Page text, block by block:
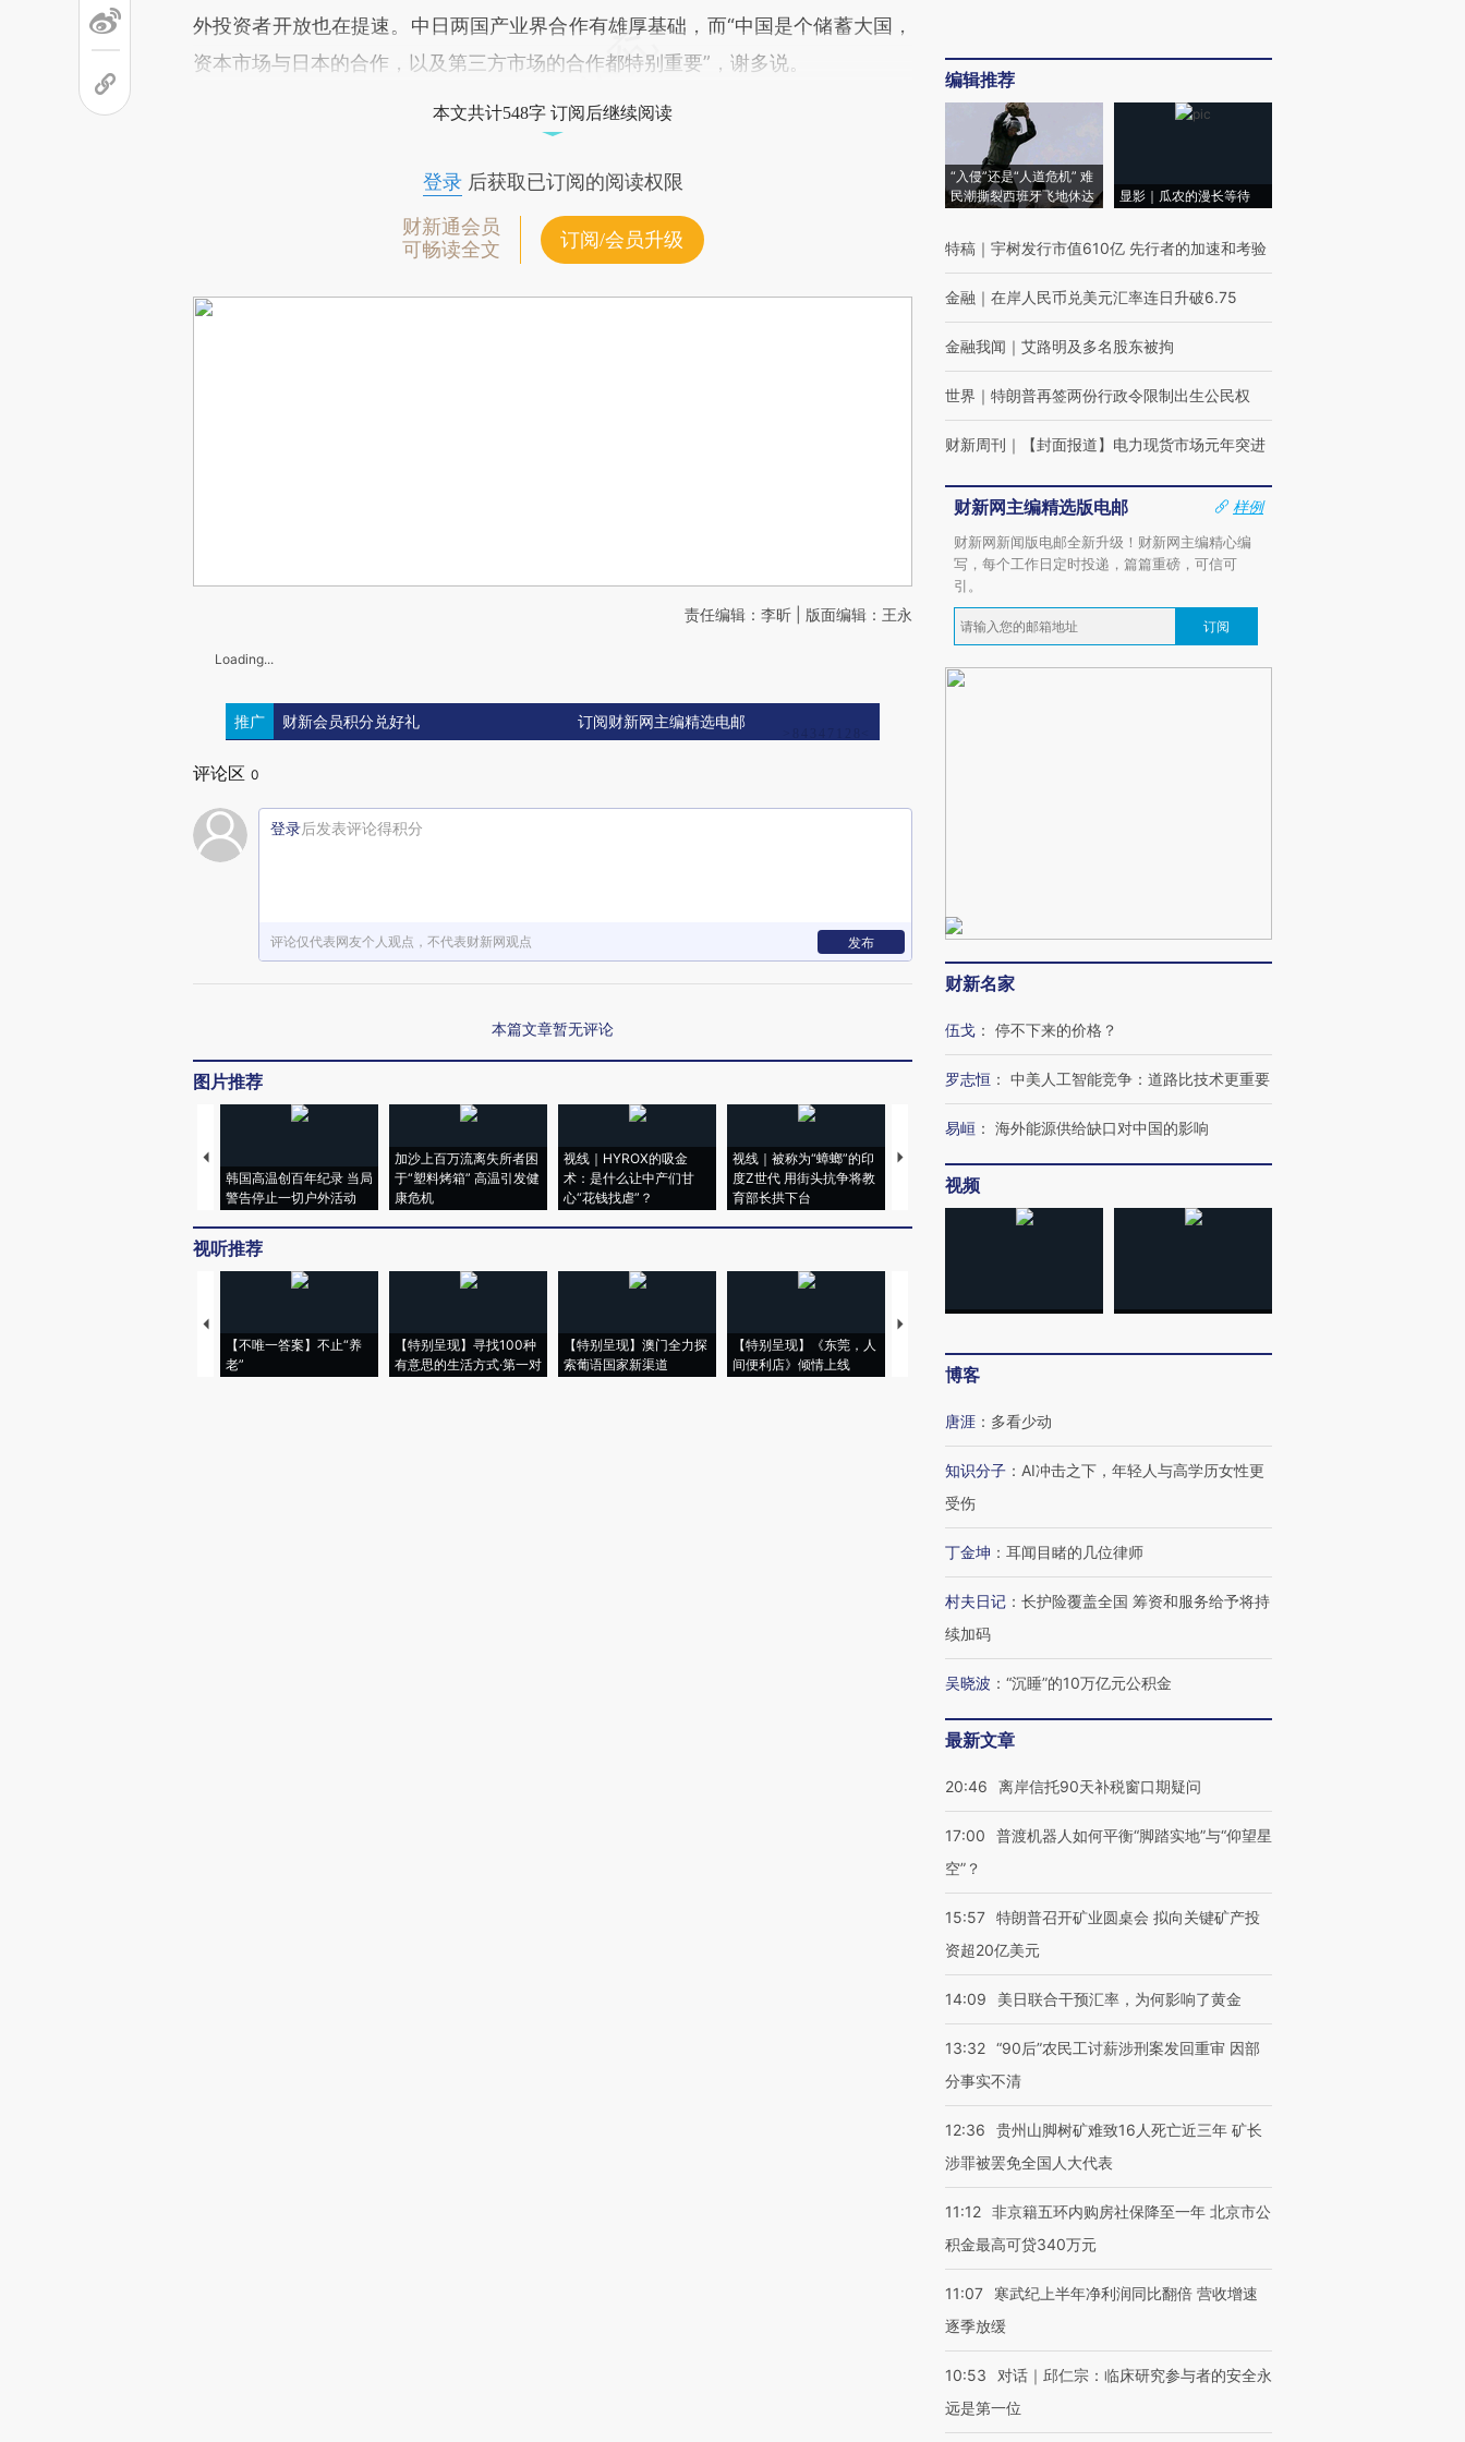
外投资者开放也在提速。中日两国产业界合作有雄厚基础，而“中国是个储蓄大国，
资本市场与日本的合作，以及第三方市场的合作都特别重要”，谢多说。
本文共计548字 订阅后继续阅读
登录后获取已订阅的阅读权限
财新通会员
可畅读全文
订阅/会员升级
责任编辑：李昕 | 版面编辑：王永
Loading...
推广 财新会员积分兑好礼 订阅财新网主编精选电邮
评论区 0
登录后发表评论得积分
评论仅代表网友个人观点，不代表财新网观点 发布
本篇文章暂无评论
图片推荐
韩国高温创百年纪录 当局
警告停止一切户外活动
加沙上百万流离失所者困
于“塑料烤箱” 高温引发健
康危机
视线｜HYROX的吸金
术：是什么让中产们甘
心“花钱找虐”？
视线｜被称为“蟑螂”的印
度Z世代 用街头抗争将教
育部长拱下台
视线｜“入侵”还是“人道危
机”？难民潮撕裂西班牙
飞地休达
视听推荐
【不唯一答案】不止“养
老”
【特别呈现】寻找100种
有意思的生活方式·第一对
【特别呈现】澳门全力探
索葡语国家新渠道
【特别呈现】《东莞，人
间便利店》倾情上线
【推广】走进第四届链博
编辑推荐
“入侵”还是“人道危机” 难
民潮撕裂西班牙飞地休达
显影｜瓜农的漫长等待
特稿 ｜ 宇树发行市值610亿 先行者的加速和考验
金融 ｜ 在岸人民币兑美元汇率连日升破6.75
金融我闻 ｜ 艾路明及多名股东被拘
世界 ｜ 特朗普再签两份行政令限制出生公民权
财新周刊 ｜ 【封面报道】电力现货市场元年突进
财新网主编精选版电邮
样例
财新网新闻版电邮全新升级！财新网主编精心编
写，每个工作日定时投递，篇篇重磅，可信可
引。
订阅
财新名家
伍戈 ： 停不下来的价格？
罗志恒 ： 中美人工智能竞争：道路比技术更重要
易峘 ： 海外能源供给缺口对中国的影响
视频
博客
唐涯 ： 多看少动
知识分子 ： AI冲击之下，年轻人与高学历女性更
受伤
丁金坤 ： 耳闻目睹的几位律师
村夫日记 ： 长护险覆盖全国 筹资和服务给予将持
续加码
吴晓波 ： “沉睡”的10万亿元公积金
最新文章
20:46 离岸信托90天补税窗口期疑问
17:00
普渡机器人如何平衡“脚踏实地”与“仰望星
空”？
15:57 特朗普召开矿业圆桌会 拟向关键矿产投
资超20亿美元
14:09 美日联合干预汇率，为何影响了黄金
13:32 “90后”农民工讨薪涉刑案发回重审 因部
分事实不清
12:36
贵州山脚树矿难致16人死亡近三年 矿长
涉罪被罢免全国人大代表
11:12 非京籍五环内购房社保降至一年 北京市公
积金最高可贷340万元
11:07
寒武纪上半年净利润同比翻倍 营收增速
逐季放缓
10:53
对话｜邱仁宗：临床研究参与者的安全永
远是第一位